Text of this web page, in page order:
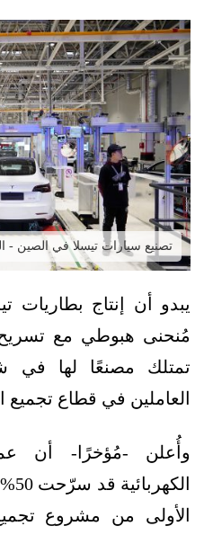
تصنيع سيارات تيسلا في الصين -
يبدو أن إنتاج بطاريات
مُنحنى هبوطي مع تسريح
تمتلك مصنعًا لها في
العاملين في قطاع تجميع
وأُعلن -مُؤخرًا- أن
الأولى من مشروع